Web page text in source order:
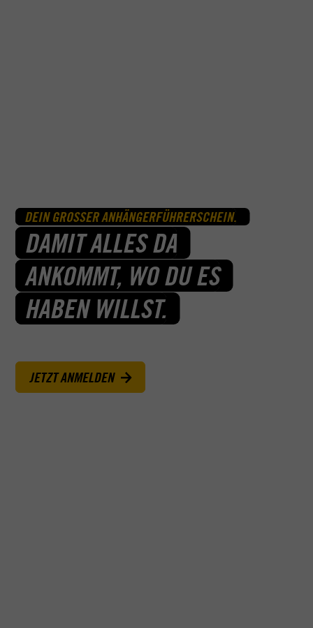
DEIN GROSSER ANHÄNGERFÜHRERSCHEIN.
DAMIT ALLES DA
ANKOMMT, WO DU ES
HABEN WILLST.
JETZT ANMELDEN